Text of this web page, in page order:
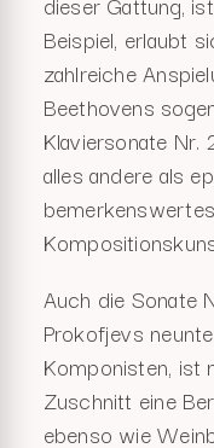
Beispiel, erlaubt
zahlreiche
Beethovens
Klaviersonate
alles andere als
Auch die Sonate
Prokofjevs
Komponisten, ist
Zuschnitt eine
ebenso wie